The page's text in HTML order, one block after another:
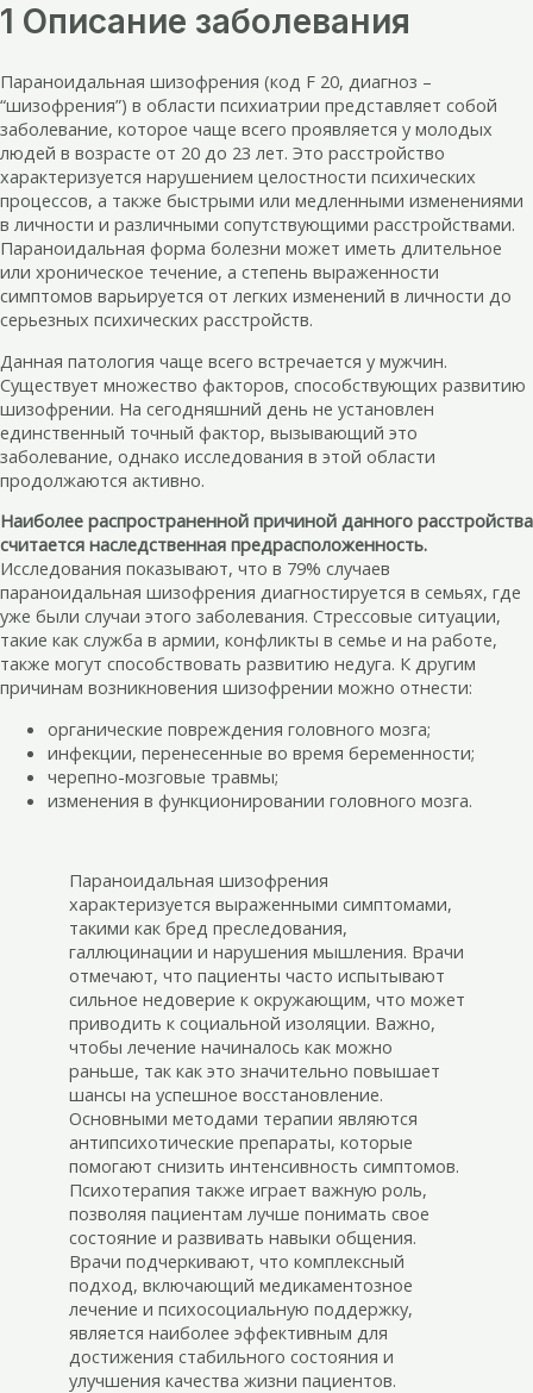
1 Описание заболевания
Параноидальная шизофрения (код F 20, диагноз –
“шизофрения”) в области психиатрии представляет собой
заболевание, которое чаще всего проявляется у молодых
людей в возрасте от 20 до 23 лет. Это расстройство
характеризуется нарушением целостности психических
процессов, а также быстрыми или медленными изменениями
в личности и различными сопутствующими расстройствами.
Параноидальная форма болезни может иметь длительное
или хроническое течение, а степень выраженности
симптомов варьируется от легких изменений в личности до
серьезных психических расстройств.
Данная патология чаще всего встречается у мужчин.
Существует множество факторов, способствующих развитию
шизофрении. На сегодняшний день не установлен
единственный точный фактор, вызывающий это
заболевание, однако исследования в этой области
продолжаются активно.
Наиболее распространенной причиной данного расстройства
считается наследственная предрасположенность.
Исследования показывают, что в 79% случаев
параноидальная шизофрения диагностируется в семьях, где
уже были случаи этого заболевания. Стрессовые ситуации,
такие как служба в армии, конфликты в семье и на работе,
также могут способствовать развитию недуга. К другим
причинам возникновения шизофрении можно отнести:
органические повреждения головного мозга;
инфекции, перенесенные во время беременности;
черепно-мозговые травмы;
изменения в функционировании головного мозга.
Параноидальная шизофрения
характеризуется выраженными симптомами,
такими как бред преследования,
галлюцинации и нарушения мышления. Врачи
отмечают, что пациенты часто испытывают
сильное недоверие к окружающим, что может
приводить к социальной изоляции. Важно,
чтобы лечение начиналось как можно
раньше, так как это значительно повышает
шансы на успешное восстановление.
Основными методами терапии являются
антипсихотические препараты, которые
помогают снизить интенсивность симптомов.
Психотерапия также играет важную роль,
позволяя пациентам лучше понимать свое
состояние и развивать навыки общения.
Врачи подчеркивают, что комплексный
подход, включающий медикаментозное
лечение и психосоциальную поддержку,
является наиболее эффективным для
достижения стабильного состояния и
улучшения качества жизни пациентов.